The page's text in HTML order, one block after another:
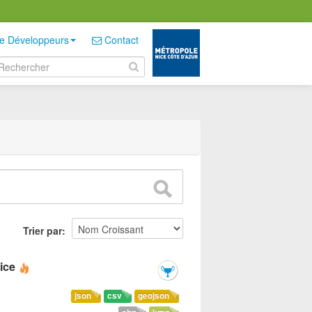
Développeurs Contact
Trier par
geojson
csv
json